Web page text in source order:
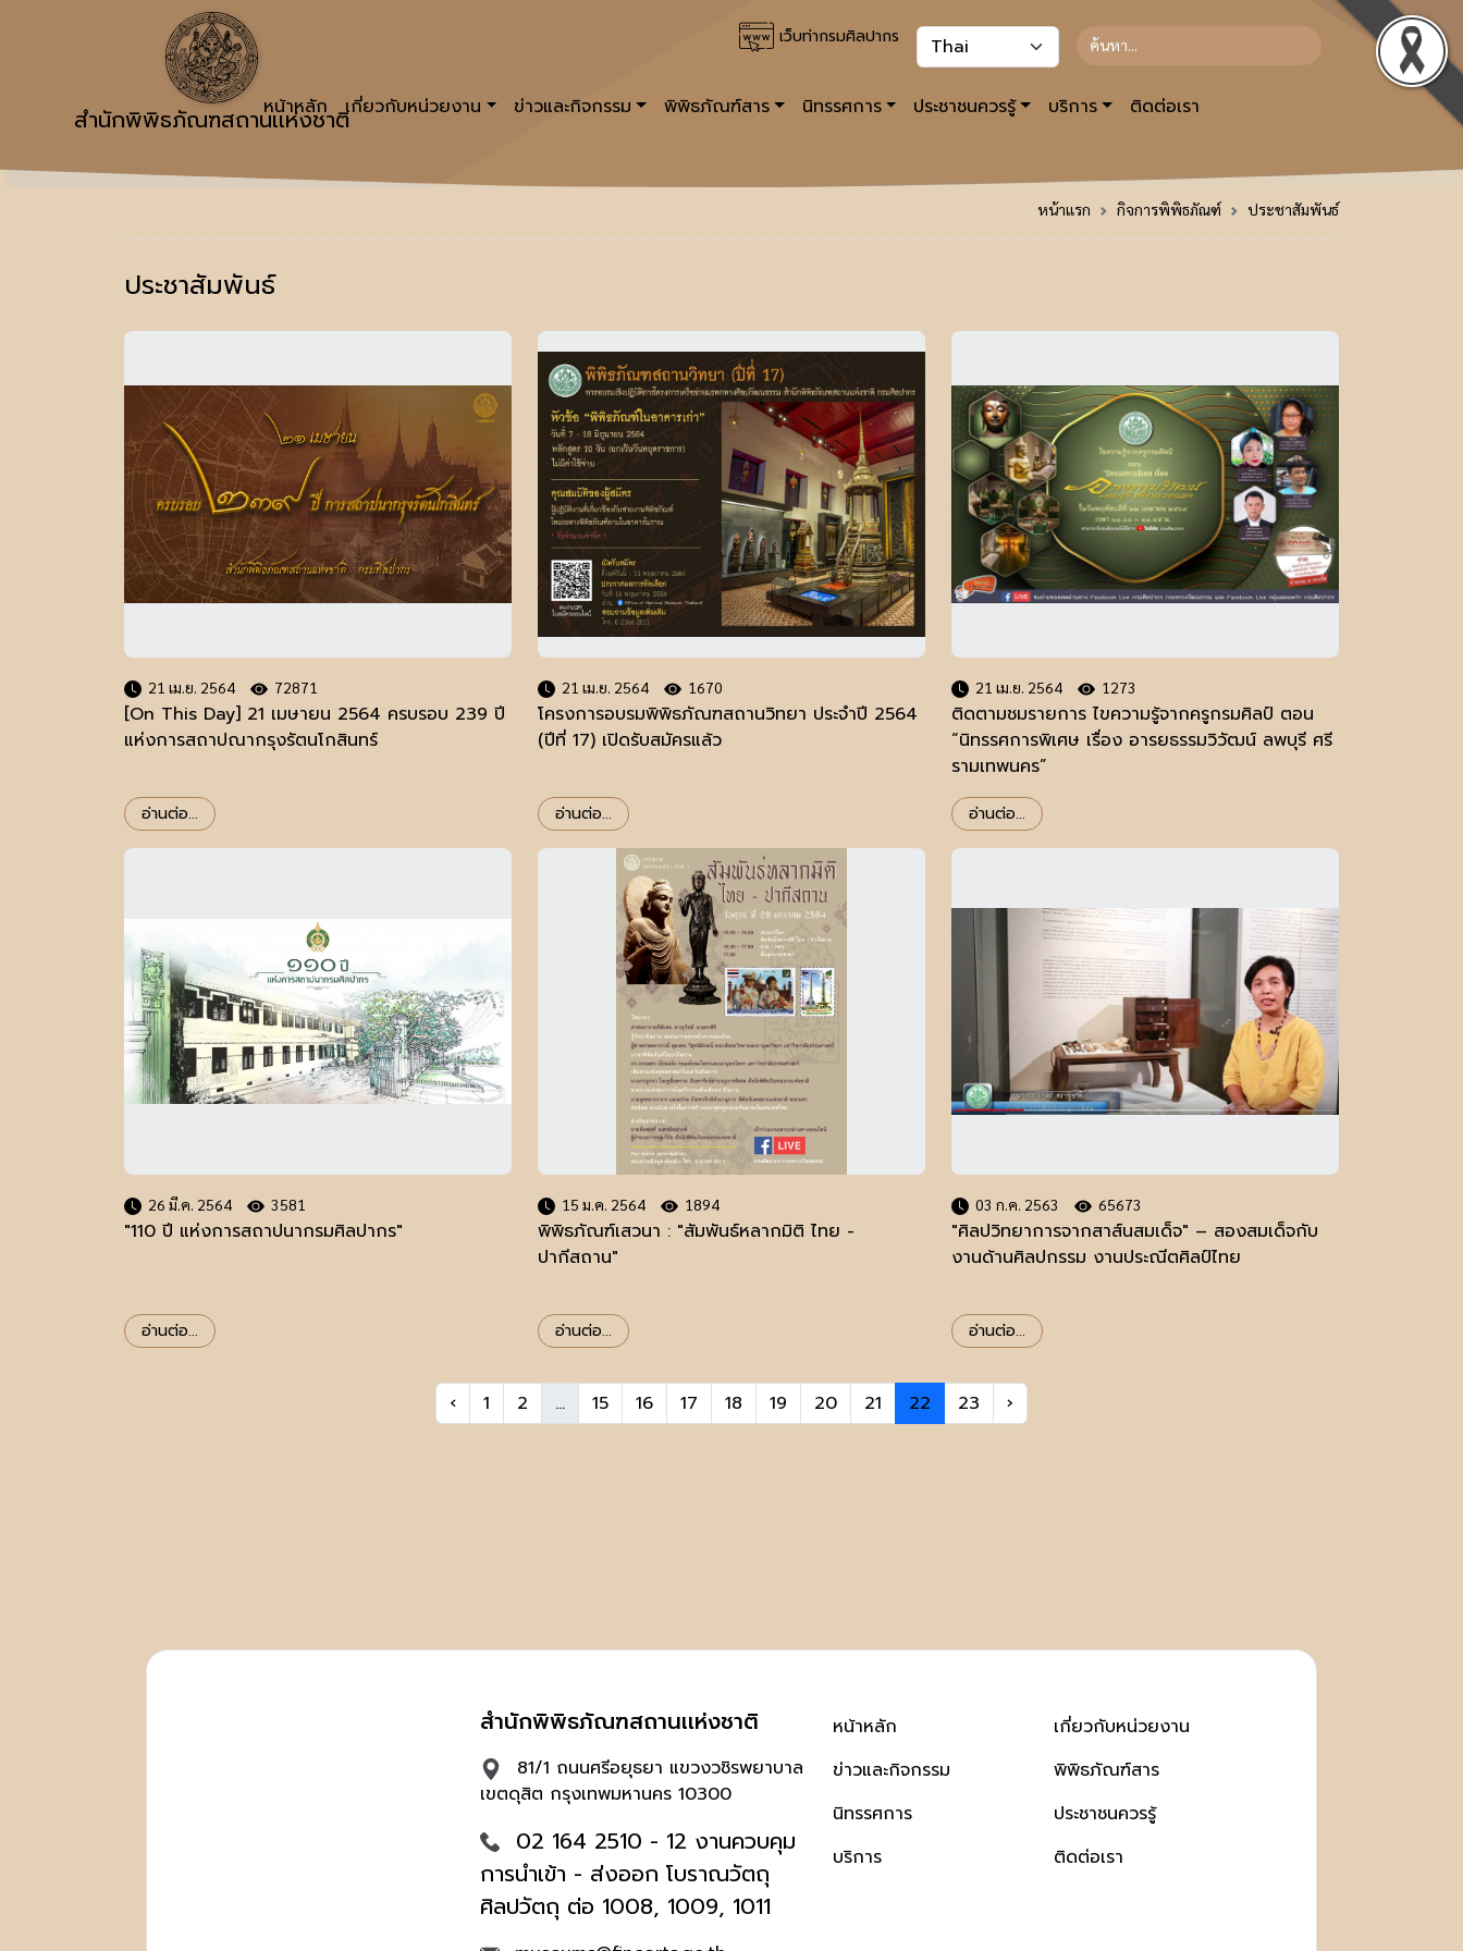
เว็บท่ากรมศิลปากร
สำนักพิพิธภัณฑสถานเเห่งชาติ
หน้าหลัก เกี่ยวกับหน่วยงาน ข่าวและกิจกรรม พิพิธภัณฑ์สาร นิทรรศการ ประชาชนควรรู้ บริการ ติดต่อเรา
หน้าแรก กิจการพิพิธภัณฑ์ ประชาสัมพันธ์
ประชาสัมพันธ์
21 เม.ย. 2564 72871
[On This Day] 21 เมษายน 2564 ครบรอบ 239 ปี
แห่งการสถาปณากรุงรัตนโกสินทร์
อ่านต่อ...
21 เม.ย. 2564 1670
โครงการอบรมพิพิธภัณฑสถานวิทยา ประจำปี 2564
(ปีที่ 17) เปิดรับสมัครแล้ว
อ่านต่อ...
21 เม.ย. 2564 1273
ติดตามชมรายการ ไขความรู้จากครูกรมศิลป์ ตอน
“นิทรรศการพิเศษ เรื่อง อารยธรรมวิวัฒน์ ลพบุรี ศรี
รามเทพนคร”
อ่านต่อ...
26 มี.ค. 2564 3581
"110 ปี แห่งการสถาปนากรมศิลปากร"
อ่านต่อ...
15 ม.ค. 2564 1894
พิพิธภัณฑ์เสวนา : "สัมพันธ์หลากมิติ ไทย -
ปากีสถาน"
อ่านต่อ...
03 ก.ค. 2563 65673
"ศิลปวิทยาการจากสาส์นสมเด็จ" – สองสมเด็จกับ
งานด้านศิลปกรรม งานประณีตศิลป์ไทย
อ่านต่อ...
‹ 1 2 ... 15 16 17 18 19 20 21 22 23 ›
สำนักพิพิธภัณฑสถานเเห่งชาติ
81/1 ถนนศรีอยุธยา แขวงวชิรพยาบาล
เขตดุสิต กรุงเทพมหานคร 10300
02 164 2510 - 12 งานควบคุม
การนำเข้า - ส่งออก โบราณวัตถุ
ศิลปวัตถุ ต่อ 1008, 1009, 1011
หน้าหลัก
ข่าวและกิจกรรม
นิทรรศการ
บริการ
เกี่ยวกับหน่วยงาน
พิพิธภัณฑ์สาร
ประชาชนควรรู้
ติดต่อเรา